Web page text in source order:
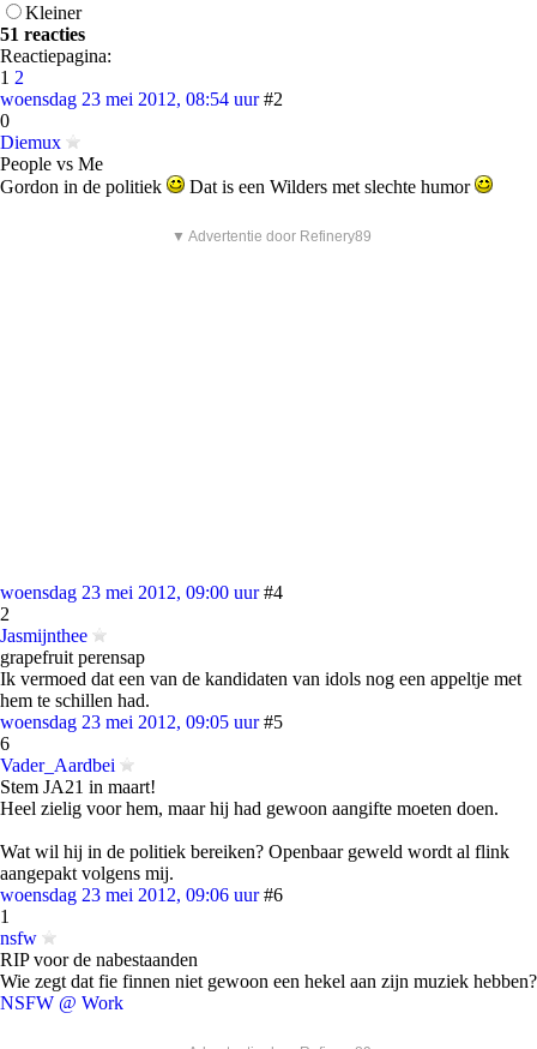
Kleiner
51 reacties
Reactiepagina:
1 2
woensdag 23 mei 2012, 08:54 uur #2
0
Diemux
People vs Me
Gordon in de politiek
Dat is een Wilders met slechte humor
▼ Advertentie door Refinery89
woensdag 23 mei 2012, 09:00 uur #4
2
Jasmijnthee
grapefruit perensap
Ik vermoed dat een van de kandidaten van idols nog een appeltje met
hem te schillen had.
woensdag 23 mei 2012, 09:05 uur #5
6
Vader_Aardbei
Stem JA21 in maart!
Heel zielig voor hem, maar hij had gewoon aangifte moeten doen.
Wat wil hij in de politiek bereiken? Openbaar geweld wordt al flink
aangepakt volgens mij.
woensdag 23 mei 2012, 09:06 uur #6
1
nsfw
RIP voor de nabestaanden
Wie zegt dat fie finnen niet gewoon een hekel aan zijn muziek hebben?
NSFW @ Work